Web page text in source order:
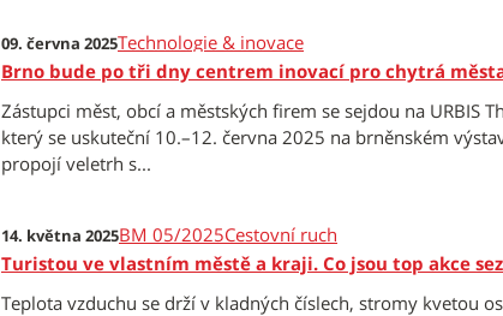
09. června 2025Technologie & inovace
Brno bude po tři dny centrem inovací pro chytrá
Zástupci měst, obcí a městských firem se sejdou na URBIS
který se uskuteční 10.–12. června 2025 na brněnském
propojí veletrh s...
14. května 2025BM 05/2025Cestovní ruch
Turistou ve vlastním městě a kraji. Co jsou top akce
Teplota vzduchu se drží v kladných číslech, stromy kvetou